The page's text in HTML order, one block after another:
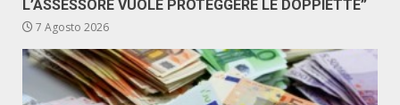
L’ASSESSORE VUOLE PROTEGGERE LE DOPPIETTE”
7 Agosto 2026